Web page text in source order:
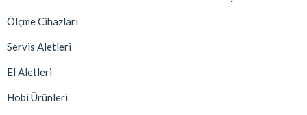
Ölçme Cihazları
Servis Aletleri
El Aletleri
Hobi Ürünleri